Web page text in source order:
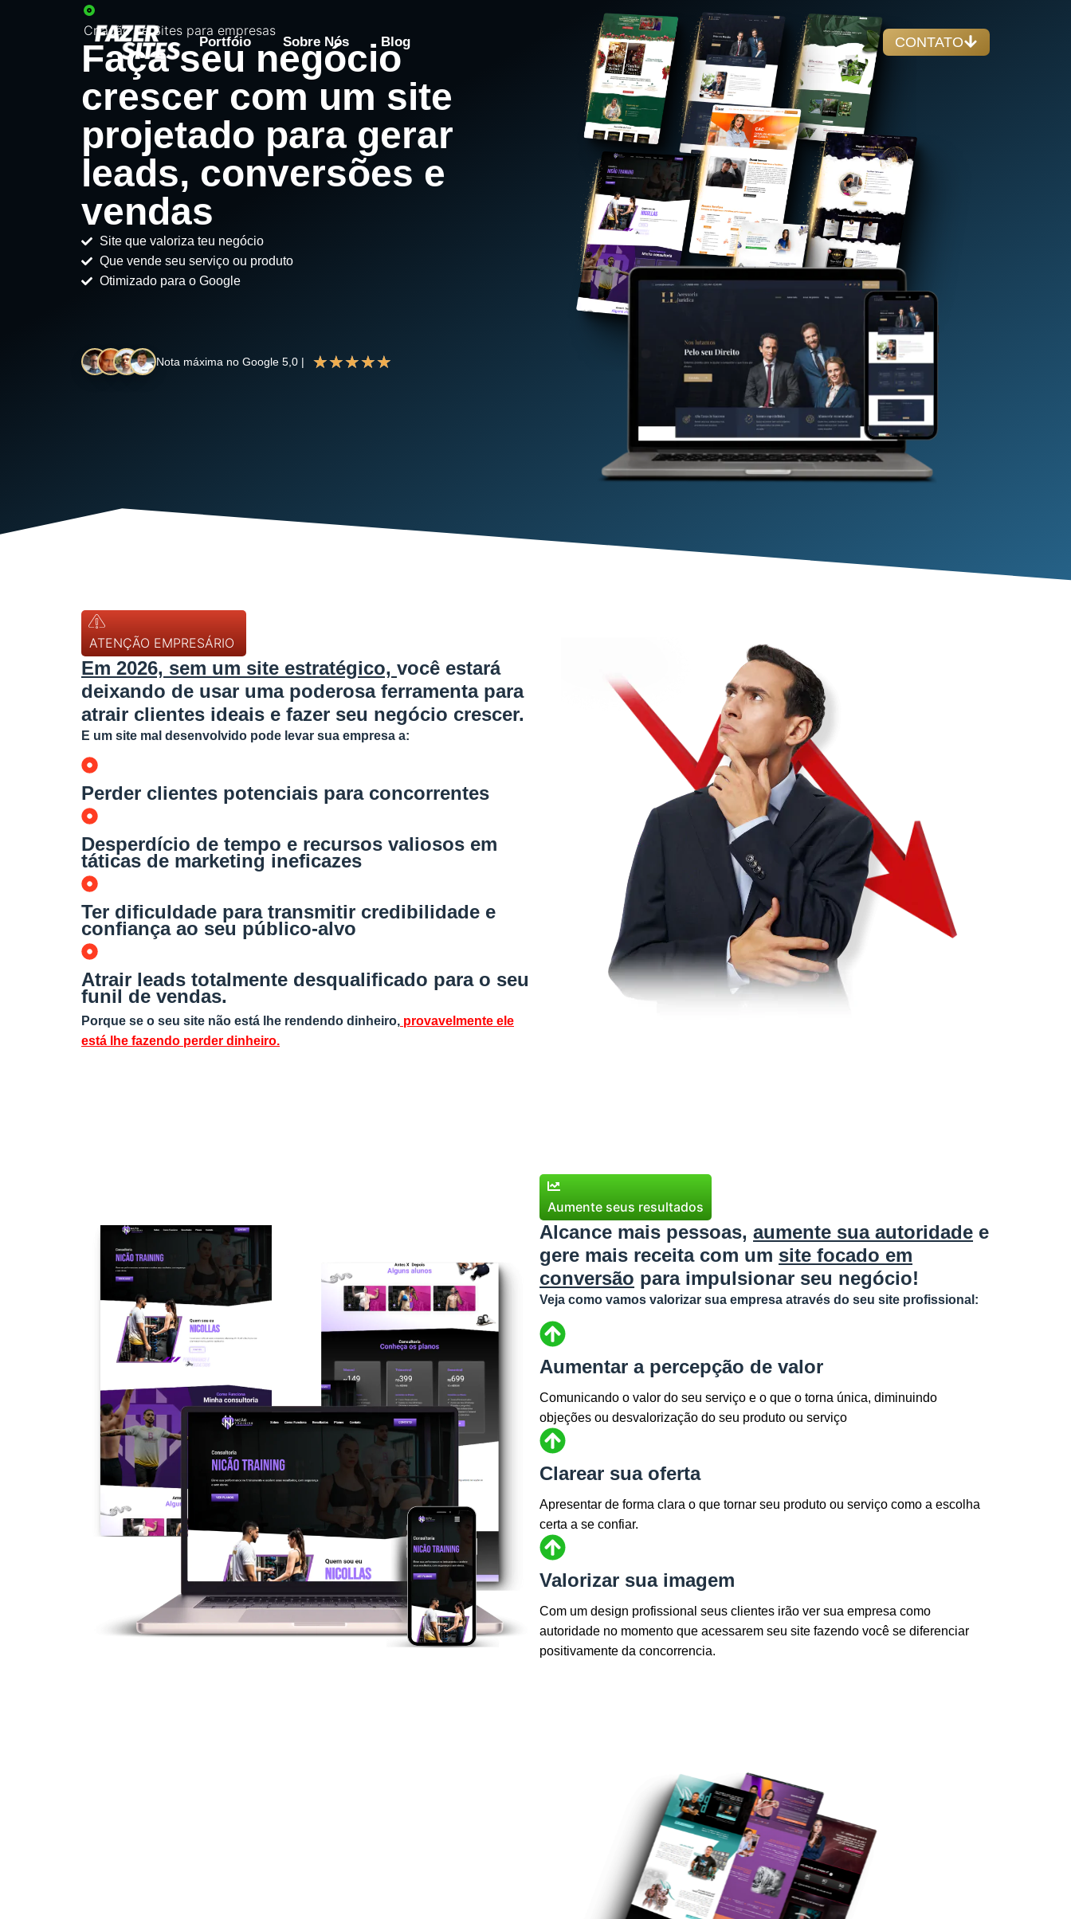
Portfóio Sobre Nós Blog CONTATO
Criação de Sites para empresas
Faça seu negócio
crescer com um site
projetado para gerar
leads, conversões e
vendas
Site que valoriza teu negócio
Que vende seu serviço ou produto
Otimizado para o Google
Nota máxima no Google 5,0 | ★★★★★
ATENÇÃO EMPRESÁRIO
Em 2026, sem um site estratégico, você estará
deixando de usar uma poderosa ferramenta para
atrair clientes ideais e fazer seu negócio crescer.
E um site mal desenvolvido pode levar sua empresa a:
Perder clientes potenciais para concorrentes
Desperdício de tempo e recursos valiosos em
táticas de marketing ineficazes
Ter dificuldade para transmitir credibilidade e
confiança ao seu público-alvo
Atrair leads totalmente desqualificado para o seu
funil de vendas.
Porque se o seu site não está lhe rendendo dinheiro, provavelmente ele
está lhe fazendo perder dinheiro.
Aumente seus resultados
Alcance mais pessoas,aumente sua autoridade e
gere mais receita com um site focado em
conversão para impulsionar seu negócio!
Veja como vamos valorizar sua empresa através do seu site profissional:
Aumentar a percepção de valor
Comunicando o valor do seu serviço e o que o torna única, diminuindo
objeções ou desvalorização do seu produto ou serviço
Clarear sua oferta
Apresentar de forma clara o que tornar seu produto ou serviço como a escolha
certa a se confiar.
Valorizar sua imagem
Com um design profissional seus clientes irão ver sua empresa como
autoridade no momento que acessarem seu site fazendo você se diferenciar
positivamente da concorrencia.